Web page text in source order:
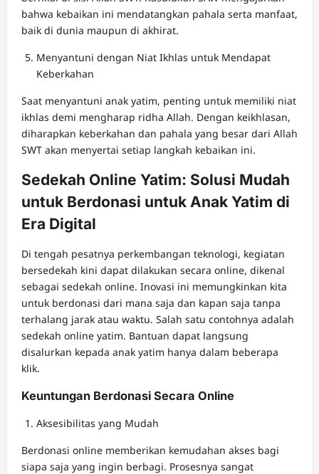
bahwa kebaikan ini mendatangkan pahala serta manfaat,
baik di dunia maupun di akhirat.
Menyantuni dengan Niat Ikhlas untuk Mendapat
Keberkahan
Saat menyantuni anak yatim, penting untuk memiliki niat
ikhlas demi mengharap ridha Allah. Dengan keikhlasan,
diharapkan keberkahan dan pahala yang besar dari Allah
SWT akan menyertai setiap langkah kebaikan ini.
Sedekah Online Yatim: Solusi Mudah
untuk Berdonasi untuk Anak Yatim di
Era Digital
Di tengah pesatnya perkembangan teknologi, kegiatan
bersedekah kini dapat dilakukan secara online, dikenal
sebagai sedekah online. Inovasi ini memungkinkan kita
untuk berdonasi dari mana saja dan kapan saja tanpa
terhalang jarak atau waktu. Salah satu contohnya adalah
sedekah online yatim. Bantuan dapat langsung
disalurkan kepada anak yatim hanya dalam beberapa
klik.
Keuntungan Berdonasi Secara Online
Aksesibilitas yang Mudah
Berdonasi online memberikan kemudahan akses bagi
siapa saja yang ingin berbagi. Prosesnya sangat